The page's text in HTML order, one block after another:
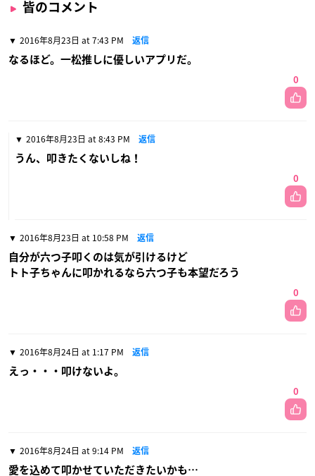
皆のコメント
2016年8月23日 at 7:43 PM 返信
なるほど。一松推しに優しいアプリだ。
0
2016年8月23日 at 8:43 PM 返信
うん、叩きたくないしね！
0
2016年8月23日 at 10:58 PM 返信
自分が六つ子叩くのは気が引けるけど
トト子ちゃんに叩かれるなら六つ子も本望だろう
0
2016年8月24日 at 1:17 PM 返信
えっ・・・叩けないよ。
0
2016年8月24日 at 9:14 PM 返信
愛を込めて叩かせていただきたいかも…